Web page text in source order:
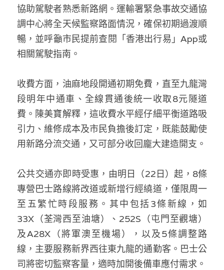
張美雄專欄
莊豪鋒專欄
香港科技專上書院｜專欄
協助駕駛者熟悉新路網。運輸署緊急事故交通協
調中心將全天候監察路面情況，確保初期過渡順
暢，並呼籲市民提前查閱「香港出行易」App或
相關駕駛指南。
收費方面，油麻地段開通初期免費，直至九龍灣
段明年中通車、全線貫通後統一收取8元隧道
費。陳美寶解釋，這收費水平經仔細平衡道路吸
引力、維修成本及市民負擔後訂定，既能鼓勵使
用新路分流交通，又可部分收回龐大建造開支。
公共交通亦即時受惠，由明日（22日）起，8條
專營巴士路線將改道或新增行經繞道，僅限周一
至五繁忙時段服務。其中包括3條新線，如
33X（荃灣西至油塘）、252S（屯門至觀塘）
及A28X（將軍澳至機場），以及5條調整路
線，主要服務新界西往東九龍的通勤客。巴士公
司將密切監察客量，適時加開後備車應付需求。